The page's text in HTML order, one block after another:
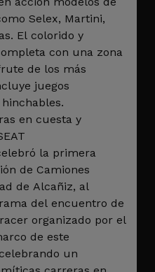
Selex, Martini,
El colorido y
con una zona
de los más
juegos
en cuesta y
la primera
de Camiones
de Alcañiz, al
del encuentro de
organizado por el
de este
un